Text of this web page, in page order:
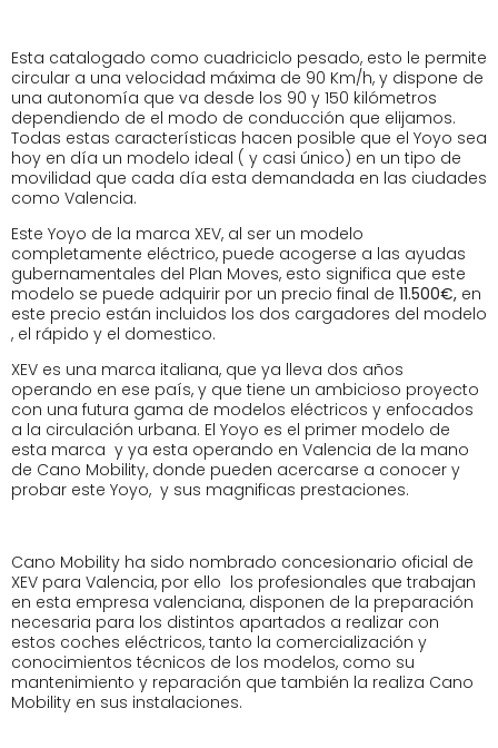
Esta catalogado como cuadriciclo pesado, esto le permite
circular a una velocidad máxima de 90 Km/h, y dispone de
una autonomía que va desde los 90 y 150 kilómetros
dependiendo de el modo de conducción que elijamos.
Todas estas características hacen posible que el Yoyo sea
hoy en día un modelo ideal ( y casi único) en un tipo de
movilidad que cada día esta demandada en las ciudades
como Valencia.
Este Yoyo de la marca XEV, al ser un modelo
completamente eléctrico, puede acogerse a las ayudas
gubernamentales del Plan Moves, esto significa que este
modelo se puede adquirir por un precio final de 11.500€, en
este precio están incluidos los dos cargadores del modelo
, el rápido y el domestico.
XEV es una marca italiana, que ya lleva dos años
operando en ese país, y que tiene un ambicioso proyecto
con una futura gama de modelos eléctricos y enfocados
a la circulación urbana. El Yoyo es el primer modelo de
esta marca y ya esta operando en Valencia de la mano
de Cano Mobility, donde pueden acercarse a conocer y
probar este Yoyo, y sus magnificas prestaciones.
Cano Mobility ha sido nombrado concesionario oficial de
XEV para Valencia, por ello los profesionales que trabajan
en esta empresa valenciana, disponen de la preparación
necesaria para los distintos apartados a realizar con
estos coches eléctricos, tanto la comercialización y
conocimientos técnicos de los modelos, como su
mantenimiento y reparación que también la realiza Cano
Mobility en sus instalaciones.